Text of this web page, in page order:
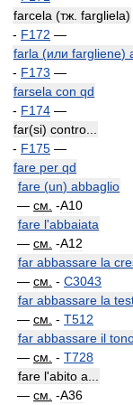
farcela (тж fargliela)
- F172 —
farla (или fargliene)
- F173 —
farsela con qd
- F174 —
far(si) contro
- F175 —
fare per qd
fare (un) abbaglio
— см -A10
fare l'abbaiata
— см -A12
far abbassare la
— см - C3043
far abbassare la
— см - T512
far abbassare il
— см - T728
fare l'abito a
— см -A36